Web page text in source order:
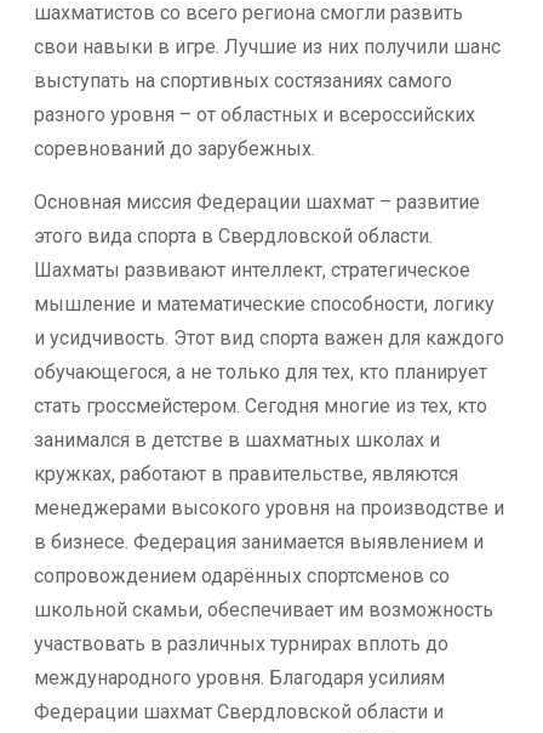
шахматистов со всего региона смогли развить
свои навыки в игре. Лучшие из них получили шанс
выступать на спортивных состязаниях самого
разного уровня – от областных и всероссийских
соревнований до зарубежных.
Основная миссия Федерации шахмат – развитие
этого вида спорта в Свердловской области.
Шахматы развивают интеллект, стратегическое
мышление и математические способности, логику
и усидчивость. Этот вид спорта важен для каждого
обучающегося, а не только для тех, кто планирует
стать гроссмейстером. Сегодня многие из тех, кто
занимался в детстве в шахматных школах и
кружках, работают в правительстве, являются
менеджерами высокого уровня на производстве и
в бизнесе. Федерация занимается выявлением и
сопровождением одарённых спортсменов со
школьной скамьи, обеспечивает им возможность
участвовать в различных турнирах вплоть до
международного уровня. Благодаря усилиям
Федерации шахмат Свердловской области и